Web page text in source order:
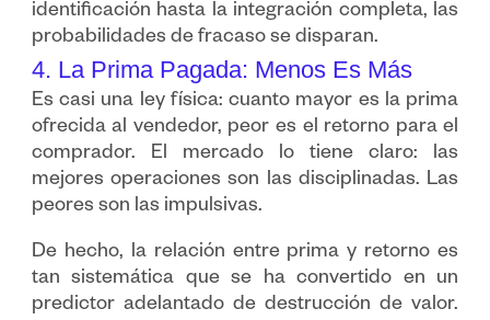
identificación hasta la integración completa, las
probabilidades de fracaso se disparan.
4. La Prima Pagada: Menos Es Más
Es casi una ley física: cuanto mayor es la prima
ofrecida al vendedor, peor es el retorno para el
comprador. El mercado lo tiene claro: las
mejores operaciones son las disciplinadas. Las
peores son las impulsivas.
De hecho, la relación entre prima y retorno es
tan sistemática que se ha convertido en un
predictor adelantado de destrucción de valor.